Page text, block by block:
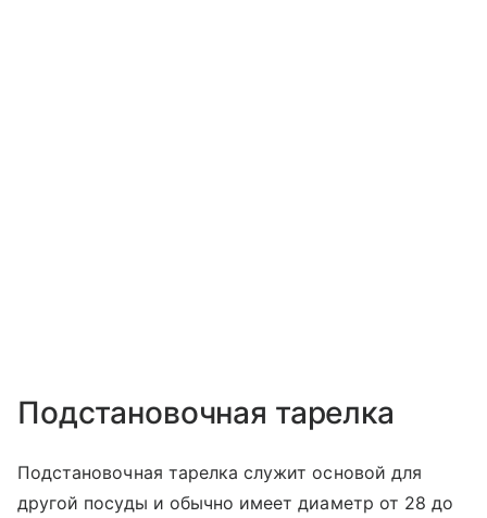
Подстановочная тарелка
Подстановочная тарелка служит основой для
другой посуды и обычно имеет диаметр от 28 до